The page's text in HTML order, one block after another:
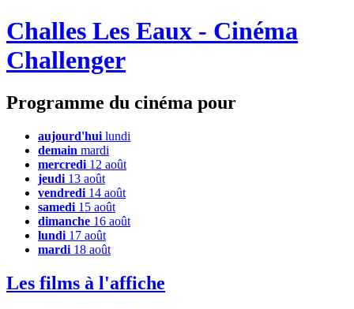
Challes Les Eaux - Cinéma
Challenger
Programme du cinéma pour
aujourd'hui lundi
demain mardi
mercredi 12 août
jeudi 13 août
vendredi 14 août
samedi 15 août
dimanche 16 août
lundi 17 août
mardi 18 août
Les films à l'affiche